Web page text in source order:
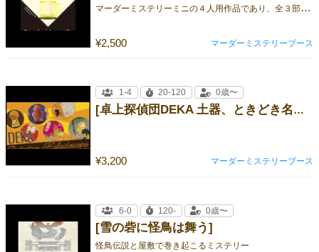
マ
ーダーミステリーミニの４人用作品であり、全３部を予定している「Re：ゴーストマーダー」シリーズの第３作
¥2,500 マーダーミステリーブース
[卓上探偵団DEKA 土器、ときどき名探偵]
¥3,200
1-4 20-120 0歳〜
マーダーミステリーブース
[雪の砦に怪鳥は舞う]
怪鳥伝説と屋敷で巻き起こるミステリー
6-0 120- 0歳〜